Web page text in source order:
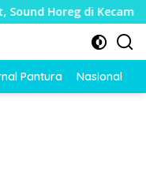
di Kecamatan
Pantura Nasional